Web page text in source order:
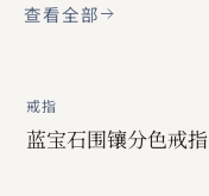
查看全部
戒指
蓝宝石围镶分色戒指